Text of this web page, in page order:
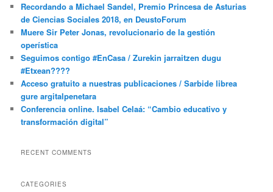
Recordando a Michael Sandel, Premio Princesa de Asturias
de Ciencias Sociales 2018, en DeustoForum
Muere Sir Peter Jonas, revolucionario de la gestión
operística
Seguimos contigo #EnCasa / Zurekin jarraitzen dugu
#Etxean????
Acceso gratuito a nuestras publicaciones / Sarbide librea
gure argitalpenetara
Conferencia online. Isabel Celaá: “Cambio educativo y
transformación digital”
RECENT COMMENTS
CATEGORIES